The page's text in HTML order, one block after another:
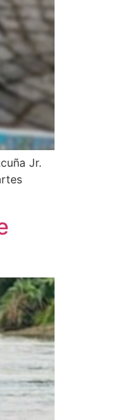
Jr.